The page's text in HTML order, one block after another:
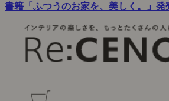
書籍「ふつうのお家を、美しく。」発